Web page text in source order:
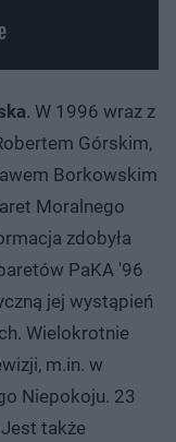
. W 1996 wraz z
Górskim,
Borkowskim
Moralnego
zdobyła
PaKA '96
jej wystąpień
Wielokrotnie
m.in. w
Niepokoju. 23
także